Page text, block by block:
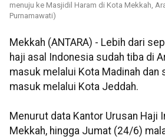
menuju ke Masjidil Haram di Kota Mekkah,
Purnamawati)
Mekkah (ANTARA) - Lebih dari
haji asal Indonesia sudah tiba di
masuk melalui Kota Madinah dan
masuk melalui Kota Jeddah.
Menurut data Kantor Urusan Haji
Mekkah, hingga Jumat (24/6)